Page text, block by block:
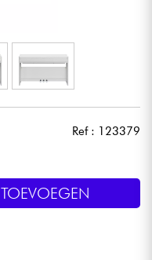
Ref : 123379